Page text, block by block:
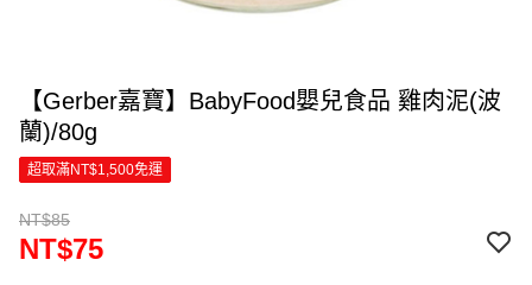
【Gerber嘉寶】BabyFood嬰兒食品 雞肉泥(波
蘭)/80g
超取滿NT$1,500免運
NT$85
NT$75